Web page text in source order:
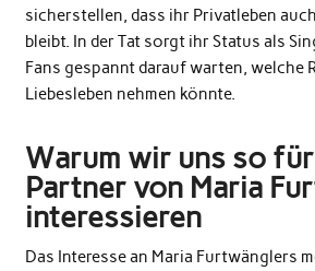
sicherstellen, dass ihr Privatleben
bleibt. In der Tat sorgt ihr Status als
Fans gespannt darauf warten, welche
Liebesleben nehmen könnte.
Warum wir uns so
Partner von Maria
interessieren
Das Interesse an Maria Furtwänglers